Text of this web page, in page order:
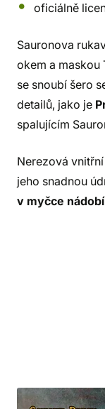
oficiálně
Sauronova
okem a maskou
se snoubí šero
detailů, jako je
spalujícím
Nerezová
jeho snadnou
v myčce